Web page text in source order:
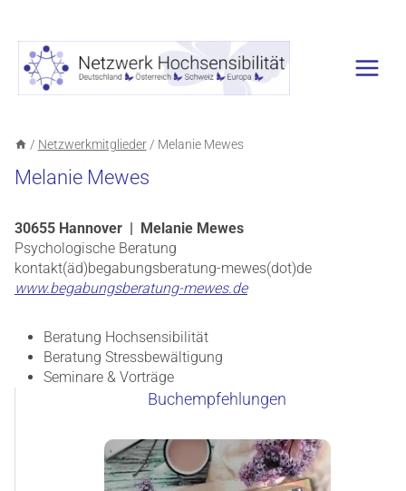
springen
/ Netzwerkmitglieder / Melanie Mewes
Melanie Mewes
30655 Hannover | Melanie Mewes
Psychologische Beratung
kontakt(äd)begabungsberatung-mewes(dot)de
www.begabungsberatung-mewes.de
Beratung Hochsensibilität
Beratung Stressbewältigung
Seminare & Vorträge
Buchempfehlungen